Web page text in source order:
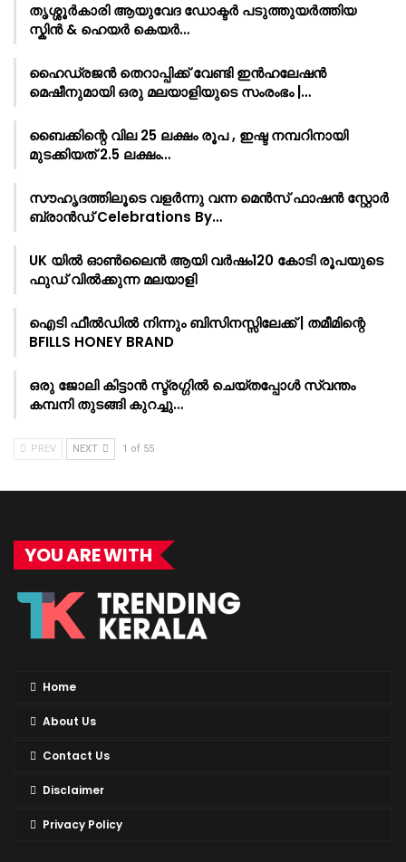
തൃശ്ശൂർകാരി ആയുവേദ ഡോക്ടർ പടുത്തുയർത്തിയ
സ്കിൻ & ഹെയർ കെയർ…
ഹൈഡ്രജൻ തെറാപ്പിക്ക് വേണ്ടി ഇൻഹലേഷൻ
മെഷീനുമായി ഒരു മലയാളിയുടെ സംരംഭം |…
ബൈക്കിന്റെ വില 25 ലക്ഷം രൂപ , ഇഷ്ട നമ്പറിനായി
മുടക്കിയത് 2.5 ലക്ഷം…
സൗഹൃദത്തിലൂടെ വളർന്നു വന്ന മെൻസ് ഫാഷൻ സ്റ്റോർ
ബ്രാൻഡ് Celebrations By…
UK യിൽ ഓൺലൈൻ ആയി വർഷം120 കോടി രൂപയുടെ
ഫുഡ് വിൽക്കുന്ന മലയാളി
ഐടി ഫീൽഡിൽ നിന്നും ബിസിനസ്സിലേക്ക് | തമീമിന്റെ
BFILLS HONEY BRAND
ഒരു ജോലി കിട്ടാൻ സ്ട്രഗ്ഗിൽ ചെയ്തപ്പോൾ സ്വന്തം
കമ്പനി തുടങ്ങി കുറച്ചു…
PREV NEXT 1 of 55
YOU ARE WITH
Home
About Us
Contact Us
Disclaimer
Privacy Policy